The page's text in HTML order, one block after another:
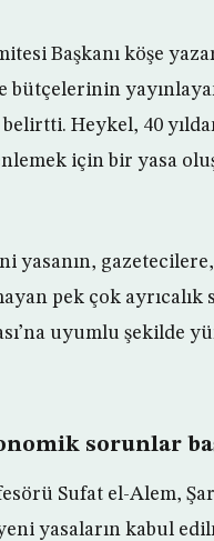
Başkanı köşe
bütçelerinin
belirtti. Heykel, 40
için bir yasa
yasanın,
pek çok ayrıcalık
uyumlu şekilde
sorunlar
Sufat el-Alem,
yasaların kabul